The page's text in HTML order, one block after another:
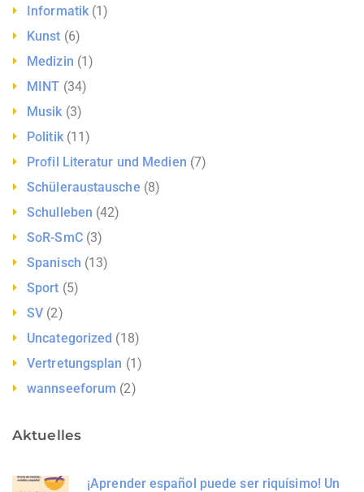
Informatik (1)
Kunst (6)
Medizin (1)
MINT (34)
Musik (3)
Politik(11)
Profil Literatur und Medien (7)
Schüleraustausche (8)
Schulleben (42)
SoR-SmC(3)
Spanisch (13)
Sport (5)
SV (2)
Uncategorized (18)
Vertretungsplan (1)
wannseeforum (2)
Aktuelles
¡Aprender español puede ser riquísimo! Un